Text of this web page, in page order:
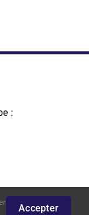
VISIO.
:
Accepter